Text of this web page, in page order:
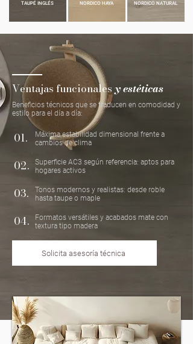
TAUPÉ INGLÉS NORDICO HAYA NORDICO NATURAL
Ventajas funcionalesy estéticas
Beneficios técnicos que se traducen en comodidad y
estilo para el día a día:
01.
Máxima estabilidad dimensional frente a
cambios de clima
02.
Superficie AC3 según referencia: aptos para
hogares activos
03.
Tonos modernos y realistas: desde roble
hasta taupe o maple
04.
Formatos versátiles y acabados mate con
textura tipo madera
Solicita asesoría técnica